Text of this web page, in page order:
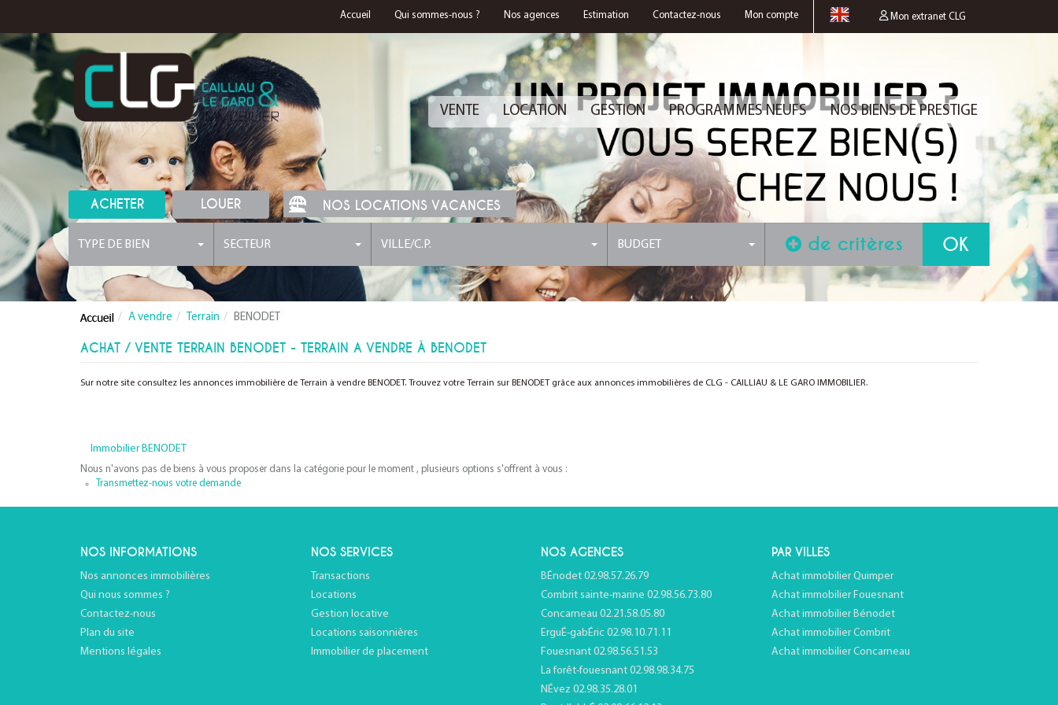
Mon extranet CLG
Accueil Qui sommes-nous ? Nos agences Estimation Contactez-nous Mon compte
VENTE LOCATION GESTION PROGRAMMES NEUFS NOS BIENS DE PRESTIGE
ACHETER LOUER NOS LOCATIONS VACANCES
TYPE DE BIEN SECTEUR VILLE/C.P. BUDGET de critères
A vendre Terrain BENODET
ACHAT / VENTE TERRAIN BENODET - TERRAIN A VENDRE À BENODET
Sur notre site consultez les annonces immobilière de Terrain à vendre BENODET. Trouvez votre Terrain sur BENODET grâce aux annonces immobilières de CLG - CAILLIAU & LE GARO IMMOBILIER.
Immobilier BENODET
Nous n'avons pas de biens à vous proposer dans la catégorie pour le moment , plusieurs options s'offrent à vous :
Transmettez-nous votre demande
NOS INFORMATIONS
Nos annonces immobilières
Qui nous sommes ?
Contactez-nous
Plan du site
Mentions légales
NOS SERVICES
Transactions
Locations
Gestion locative
Locations saisonnières
Immobilier de placement
NOS AGENCES
BÉnodet 02.98.57.26.79
Combrit sainte-marine 02.98.56.73.80
Concarneau 02.21.58.05.80
ErguÉ-gabÉric 02.98.10.71.11
Fouesnant 02.98.56.51.53
La forêt-fouesnant 02.98.98.34.75
NÉvez 02.98.35.28.01
PAR VILLES
Achat immobilier Quimper
Achat immobilier Fouesnant
Achat immobilier Bénodet
Achat immobilier Combrit
Achat immobilier Concarneau